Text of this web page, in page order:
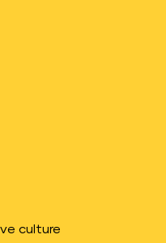
culture